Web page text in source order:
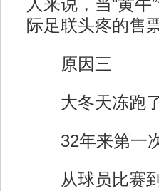
人来说，当“黄
际足联头疼的售
原因三
大冬天冻跑
32年来第一次
从球员比赛到